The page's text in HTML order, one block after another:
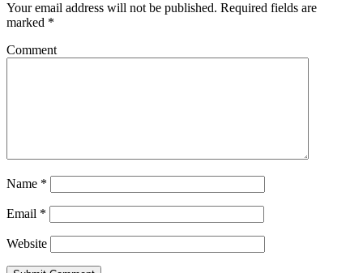
Your email address will not be published. Required fields are
marked *
Comment
Name *
Email *
Website